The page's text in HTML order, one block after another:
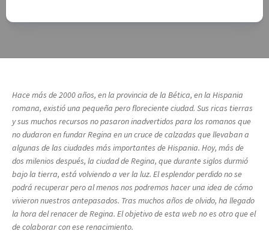
Hace más de 2000 años, en la provincia de la Bética, en la Hispania
romana, existió una pequeña pero floreciente ciudad. Sus ricas tierras
y sus muchos recursos no pasaron inadvertidos para los romanos que
no dudaron en fundar Regina en un cruce de calzadas que llevaban a
algunas de las ciudades más importantes de Hispania. Hoy, más de
dos milenios después, la ciudad de Regina, que durante siglos durmió
bajo la tierra, está volviendo a ver la luz. El esplendor perdido no se
podrá recuperar pero al menos nos podremos hacer una idea de cómo
vivieron nuestros antepasados. Tras muchos años de olvido, ha llegado
la hora del renacer de Regina. El objetivo de esta web no es otro que el
de colaborar con ese renacimiento.